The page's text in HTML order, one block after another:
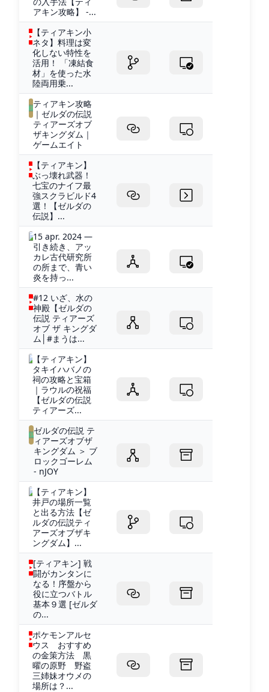
アキン攻略】 -...
【ティアキン小
ネタ】料理は変
化しない特性を
活用！ 「凍結食
材」を使った水
陸両用乗...
ティアキン攻略
｜ゼルダの伝説
ティアーズオブ
ザキングダム｜
ゲームエイト
【ティアキン】
ぶっ壊れ武器！
七宝のナイフ最
強スクラビルド4
選！【ゼルダの
伝説】...
15 apr. 2024 —
引き続き、アッ
カレ古代研究所
の所まで、青い
炎を持っ...
#12 いざ、水の
神殿【ゼルダの
伝説 ティアーズ
オブ ザ キングダ
ム│#まうは...
【ティアキン】
タキイハバノの
祠の攻略と宝箱
｜ラウルの祝福
【ゼルダの伝説
ティアーズ...
ゼルダの伝説 テ
ィアーズオブザ
キングダム ＞ ブ
ロックゴーレム
- nJOY
【ティアキン】
井戸の場所一覧
と出る方法【ゼ
ルダの伝説ティ
アーズオブザキ
ングダム】...
[ティアキン] 戦
闘がカンタンに
なる！序盤から
役に立つバトル
基本９選 [ゼルダ
の...
ポケモンアルセ
ウス おすすめ
の金策方法 黒
曜の原野 野盗
三姉妹オウメの
場所は？...